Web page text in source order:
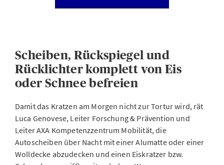
Scheiben, Rückspiegel und
Rücklichter komplett von Eis
oder Schnee befreien
Damit das Kratzen am Morgen nicht zur Tortur wird, rät
Luca Genovese, Leiter Forschung & Prävention und
Leiter AXA Kompetenzzentrum Mobilität, die
Autoscheiben über Nacht mit einer Alumatte oder einer
Wolldecke abzudecken und einen Eiskratzer bzw.